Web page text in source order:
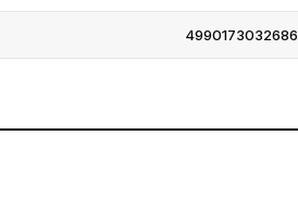
4990173032686